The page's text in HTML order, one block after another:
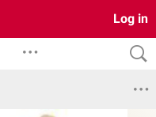
Log in